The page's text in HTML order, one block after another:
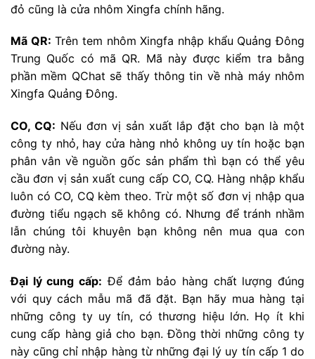
đỏ cũng là cửa nhôm Xingfa chính hãng.
Mã QR: Trên tem nhôm Xingfa nhập khẩu Quảng Đông
Trung Quốc có mã QR. Mã này được kiểm tra bằng
phần mềm QChat sẽ thấy thông tin về nhà máy nhôm
Xingfa Quảng Đông.
CO, CQ: Nếu đơn vị sản xuất lắp đặt cho bạn là một
công ty nhỏ, hay cửa hàng nhỏ không uy tín hoặc bạn
phân vân về nguồn gốc sản phẩm thì bạn có thể yêu
cầu đơn vị sản xuất cung cấp CO, CQ. Hàng nhập khẩu
luôn có CO, CQ kèm theo. Trừ một số đơn vị nhập qua
đường tiểu ngạch sẽ không có. Nhưng để tránh nhầm
lẫn chúng tôi khuyên bạn không nên mua qua con
đường này.
Đại lý cung cấp: Để đảm bảo hàng chất lượng đúng
với quy cách mẫu mã đã đặt. Bạn hãy mua hàng tại
những công ty uy tín, có thương hiệu lớn. Họ ít khi
cung cấp hàng giả cho bạn. Đồng thời những công ty
này cũng chỉ nhập hàng từ những đại lý uy tín cấp 1 do